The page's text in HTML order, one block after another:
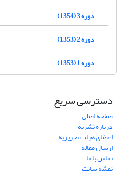
دوره 3 (1354)
دوره 2 (1353)
دوره 1 (1353)
دسترسی سریع
صفحه اصلی
درباره نشریه
اعضای هیات تحریریه
ارسال مقاله
تماس با ما
نقشه سایت